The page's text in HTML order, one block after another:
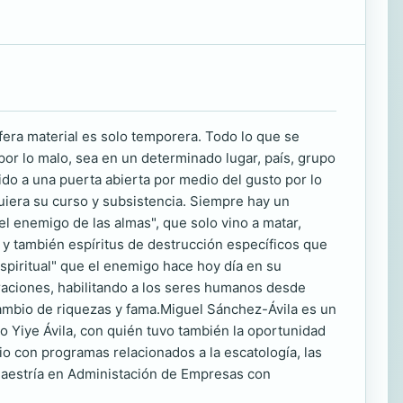
material es solo temporera. Todo lo que se
lo malo, sea en un determinado lugar, país, grupo
a una puerta abierta por medio del gusto por lo
su curso y subsistencia. Siempre hay un
enemigo de las almas", que solo vino a matar,
también espíritus de destrucción específicos que
que el enemigo hace hoy día en su
habilitando a los seres humanos desde
de riquezas y fama.Miguel Sánchez-Ávila es un
Ávila, con quién tuvo también la oportunidad
con programas relacionados a la escatología, las
en Administación de Empresas con